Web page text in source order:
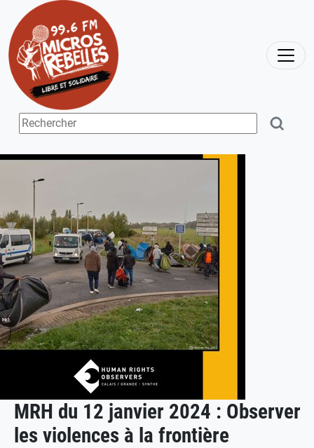
MRH du 12 janvier 2024 : Observer
les violences à la frontière